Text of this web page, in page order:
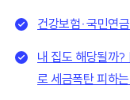
건강보험·국민연
내 집도 해당될까?
로 세금폭탄 피하